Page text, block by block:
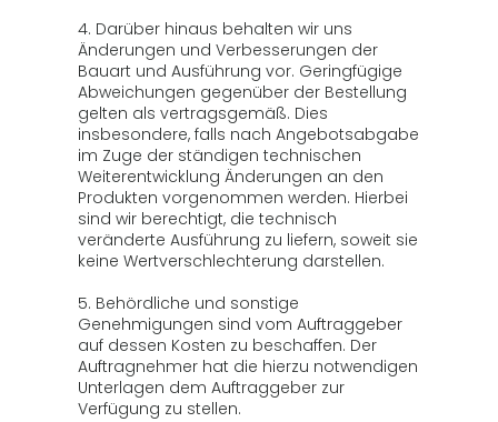
4. Darüber hinaus behalten wir uns
Änderungen und Verbesserungen der
Bauart und Ausführung vor. Geringfügige
Abweichungen gegenüber der Bestellung
gelten als vertragsgemäß. Dies
insbesondere, falls nach Angebotsabgabe
im Zuge der ständigen technischen
Weiterentwicklung Änderungen an den
Produkten vorgenommen werden. Hierbei
sind wir berechtigt, die technisch
veränderte Ausführung zu liefern, soweit sie
keine Wertverschlechterung darstellen.
5. Behördliche und sonstige
Genehmigungen sind vom Auftraggeber
auf dessen Kosten zu beschaffen. Der
Auftragnehmer hat die hierzu notwendigen
Unterlagen dem Auftraggeber zur
Verfügung zu stellen.